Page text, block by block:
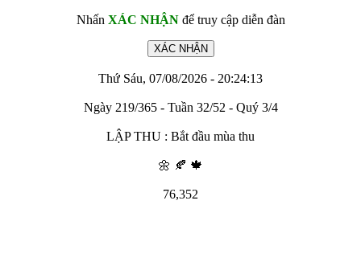
Nhấn XÁC NHẬNđể truy cập diễn đàn
Thứ Sáu, 07/08/2026 - 20:24:13
Ngày 219/365 - Tuần 32/52 - Quý 3/4
LẬP THU : Bắt đầu mùa thu
🌼 🍂 🍁
76,352